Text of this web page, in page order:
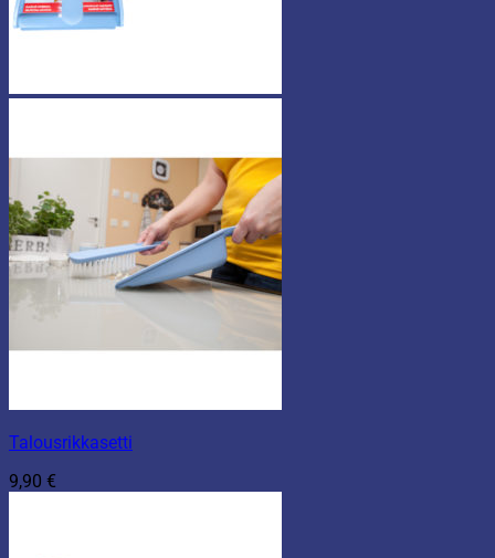
Talousrikkasetti
9,90 €